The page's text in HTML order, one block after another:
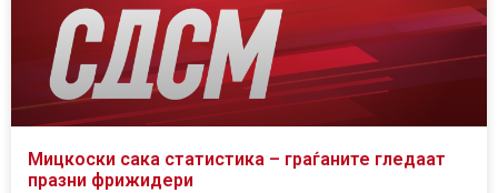
Мицкоски сака статистика – граѓаните гледаат
празни фрижидери